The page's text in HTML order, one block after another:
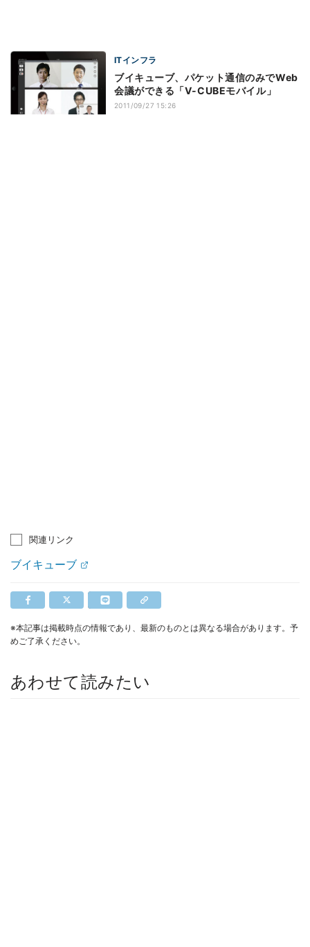
ITインフラ
ブイキューブ、パケット通信のみでWeb
会議ができる「V-CUBEモバイル」
2011/09/27 15:26
関連リンク
ブイキューブ
※本記事は掲載時点の情報であり、最新のものとは異なる場合があります。予
めご了承ください。
あわせて読みたい